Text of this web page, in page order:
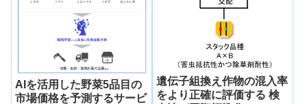
AIを活用した野菜5品目の
市場価格を予測するサービ
遺伝子組換え作物の混入率
をより正確に評価する 検